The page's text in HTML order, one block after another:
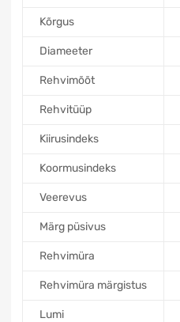
Kõrgus
Diameeter
Rehvimõõt
Rehvitüüp
Kiirusindeks
Koormusindeks
Veerevus
Märg püsivus
Rehvimüra
Rehvimüra märgistus
Lumi